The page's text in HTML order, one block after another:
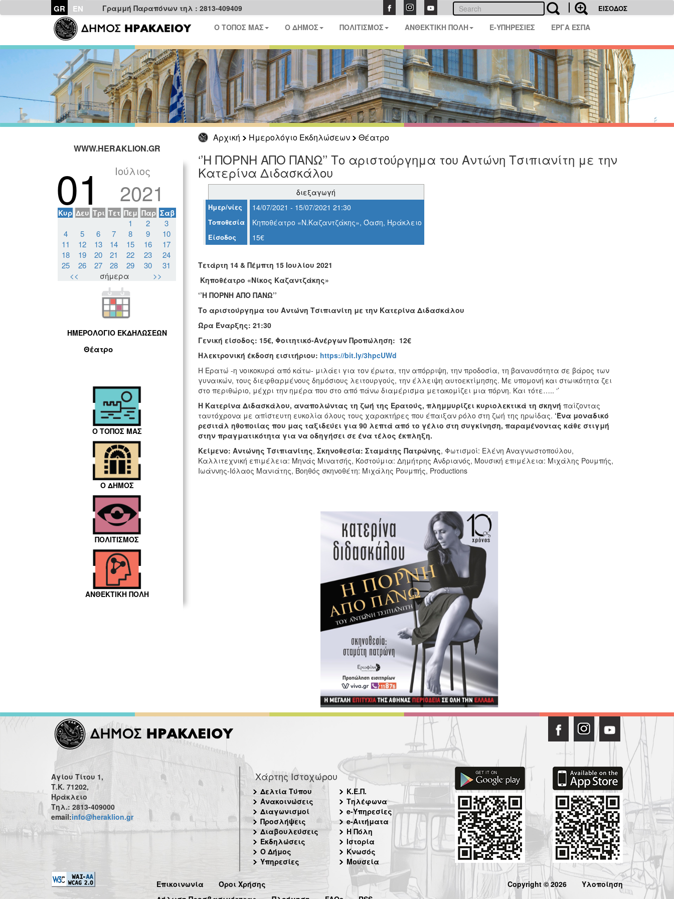
GR EN Γραμμή Παραπόνων τηλ : 2813-409409 ΕΙΣΟΔΟΣ
Ο ΤΟΠΟΣ ΜΑΣ Ο ΔΗΜΟΣ ΠΟΛΙΤΙΣΜΟΣ ΑΝΘΕΚΤΙΚΗ ΠΟΛΗ E-ΥΠΗΡΕΣΙΕΣ ΕΡΓΑ ΕΣΠΑ
Αρχική Ημερολόγιο Εκδηλώσεων
Θέατρο
WWW.HERAKLION.GR
01 Ιούλιος
2021
Κυρ Δευ Τρι Τετ Πεμ Παρ Σαβ
1 2
3
4
5 6 7 8 9
10
11
12 13 14 15 16
17
18
19 20 21 22 23
24
25
26 27 28 29 30
31
<<
σήμερα >>
ΗΜΕΡΟΛΟΓΙΟ ΕΚΔΗΛΩΣΕΩΝ
Θέατρο
Ο ΤΟΠΟΣ ΜΑΣ
Ο ΔΗΜΟΣ
ΠΟΛΙΤΙΣΜΟΣ
ΑΝΘΕΚΤΙΚΗ ΠΟΛΗ
‘’Η ΠΟΡΝΗ ΑΠΟ ΠΑΝΩ’’ Το αριστούργημα του Αντώνη Τσιπιανίτη με την
Κατερίνα Διδασκάλου
διεξαγωγή
Ημερ/νίες 14/07/2021 - 15/07/2021 21:30
Τοποθεσία Κηποθέατρο «Ν.Καζαντζάκης», Όαση, Ηράκλειο
Είσοδος 15€
Τετάρτη 14 & Πέμπτη 15 Ιουλίου 2021
Κηποθέατρο «Νίκος Καζαντζάκης»
‘’Η ΠΟΡΝΗ ΑΠΟ ΠΑΝΩ’’
Το αριστούργημα του Αντώνη Τσιπιανίτη με την Κατερίνα Διδασκάλου
Ώρα Έναρξης: 21:30
Γενική είσοδος: 15€, Φοιτητικό-Ανέργων Προπώληση: 12€
Ηλεκτρονική έκδοση εισιτήριου: https://bit.ly/3hpcUWd
Η Ερατώ -η νοικοκυρά από κάτω- μιλάει για τον έρωτα, την απόρριψη, την προδοσία, τη βαναυσότητα σε βάρος των
γυναικών, τους διεφθαρμένους δημόσιους λειτουργούς, την έλλειψη αυτοεκτίμησης. Με υπομονή και στωικότητα ζει
στο περιθώριο, μέχρι την ημέρα που στο από πάνω διαμέρισμα μετακομίζει μια πόρνη. Και τότε….. ‘’
Η Κατερίνα Διδασκάλου, αναπολώντας τη ζωή της Ερατούς, πλημμυρίζει κυριολεκτικά τη σκηνή παίζοντας
ταυτόχρονα με απίστευτη ευκολία όλους τους χαρακτήρες που έπαιξαν ρόλο στη ζωή της ηρωίδας. ‘Ένα μοναδικό
ρεσιτάλ ηθοποιίας που μας ταξιδεύει για 90 λεπτά από το γέλιο στη συγκίνηση, παραμένοντας κάθε στιγμή
στην πραγματικότητα για να οδηγήσει σε ένα τέλος έκπληξη.
Κείμενο: Αντώνης Τσιπιανίτης, Σκηνοθεσία: Σταμάτης Πατρώνης, Φωτισμοί: Ελένη Αναγνωστοπούλου,
Καλλιτεχνική επιμέλεια: Μηνάς Μινατσής, Κοστούμια: Δημήτρης Ανδριανός, Μουσική επιμέλεια: Μιχάλης Ρουμπής,
Ιωάννης-Ιόλαος Μανιάτης, Βοηθός σκηνοθέτη: Μιχάλης Ρουμπής, Productions
Αγίου Τίτου 1,
Τ.Κ. 71202,
Ηράκλειο
Τηλ.: 2813-409000
email:info@heraklion.gr
Χάρτης Ιστοχώρου
Δελτία Τύπου
Ανακοινώσεις
Διαγωνισμοί
Προσλήψεις
Διαβουλεύσεις
Εκδηλώσεις
Ο Δήμος
Υπηρεσίες
Κ.Ε.Π.
Τηλέφωνα
e-Υπηρεσίες
e-Αιτήματα
Η Πόλη
Ιστορία
Κνωσός
Μουσεία
Επικοινωνία
Όροι Χρήσης
Copyright © 2026 Υλοποίηση